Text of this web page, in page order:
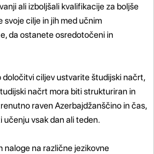
ali izboljšali kvalifikacije za boljše
cilje in jih med učnim
da ostanete osredotočeni in
določitvi ciljev ustvarite študijski načrt,
načrt mora biti strukturiran in
raven Azerbajdžanščino in čas,
vsak dan ali teden.
naloge na različne jezikovne